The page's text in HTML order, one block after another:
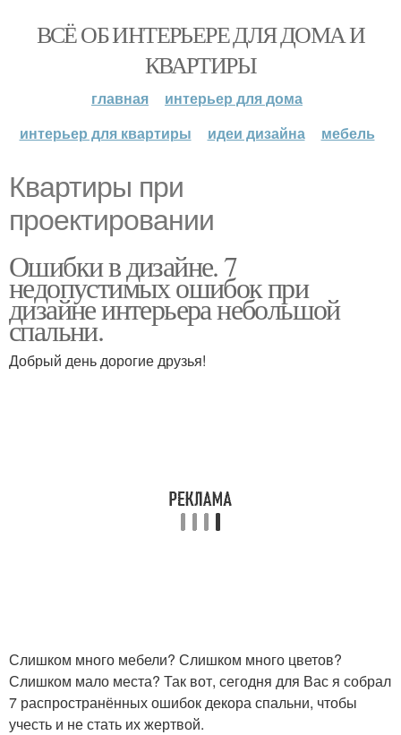
ВСЁ ОБ ИНТЕРЬЕРЕ ДЛЯ ДОМА И
КВАРТИРЫ
главная
интерьер для дома
интерьер для квартиры
идеи дизайна мебель
Квартиры при
проектировании
Ошибки в дизайне. 7
недопустимых ошибок при
дизайне интерьера небольшой
спальни.
Добрый день дорогие друзья!
Слишком много мебели? Слишком много цветов?
Слишком мало места? Так вот, сегодня для Вас я собрал
7 распространённых ошибок декора спальни, чтобы
учесть и не стать их жертвой.